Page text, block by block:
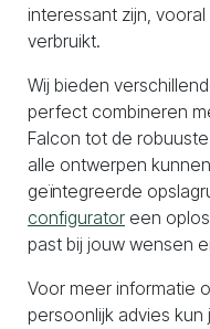
interessant zijn,
verbruikt.
Wij bieden
perfect combineren
Falcon tot de
alle ontwerpen
geïntegreerde
configurator een
past bij jouw wensen
Voor meer informatie
persoonlijk advies kun